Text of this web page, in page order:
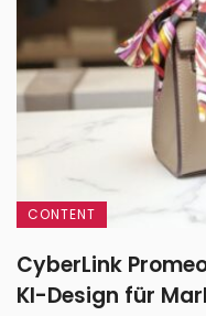
CONTENT
CyberLink
KI-Design für